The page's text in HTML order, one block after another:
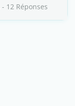
- 12 Réponses